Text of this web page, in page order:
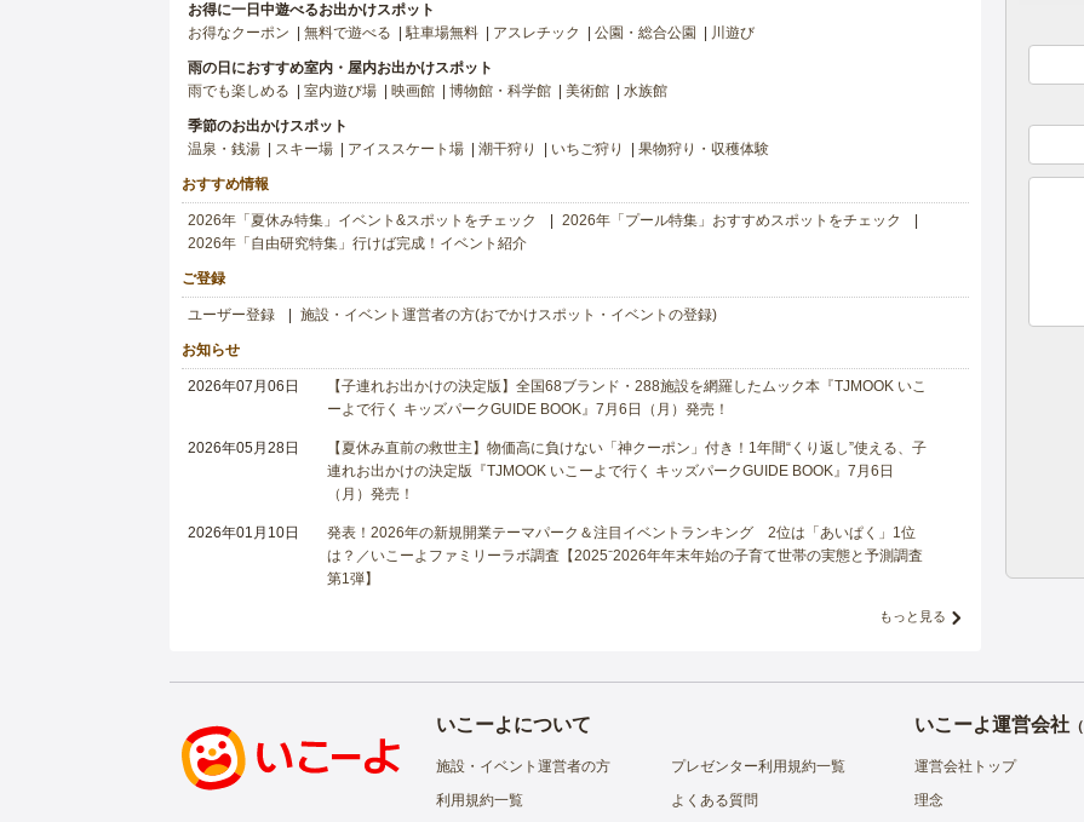
お得に一日中遊べるお出かけスポット
お得なクーポン
無料で遊べる 駐車場無料 アスレチック 公園・総合公園 川遊び
雨の日におすすめ室内・屋内お出かけスポット
雨でも楽しめる
室内遊び場 映画館 博物館・科学館 美術館 水族館
季節のお出かけスポット
温泉・銭湯
スキー場 アイススケート場 潮干狩り いちご狩り 果物狩り・収穫体験
おすすめ情報
2026年「夏休み特集」イベント&スポットをチェック
2026年「プール特集」おすすめスポットをチェック
2026年「自由研究特集」行けば完成！イベント紹介
ご登録
ユーザー登録 施設・イベント運営者の方(おでかけスポット・イベントの登録)
お知らせ
2026年07月06日
【子連れお出かけの決定版】全国68ブランド・288施設を網羅したムック本『TJMOOK いこ
ーよで行く キッズパークGUIDE BOOK』7月6日（月）発売！
2026年05月28日
【夏休み直前の救世主】物価高に負けない「神クーポン」付き！1年間“くり返し”使える、子
連れお出かけの決定版『TJMOOK いこーよで行く キッズパークGUIDE BOOK』7月6日
（月）発売！
2026年01月10日
発表！2026年の新規開業テーマパーク＆注目イベントランキング 2位は「あいぱく」1位
は？／いこーよファミリーラボ調査【2025⁻2026年年末年始の子育て世帯の実態と予測調査
第1弾】
もっと見る
いこーよについて
施設・イベント運営者の方
プレゼンター利用規約一覧
利用規約一覧
よくある質問
いこーよ運営会社（
運営会社トップ
理念